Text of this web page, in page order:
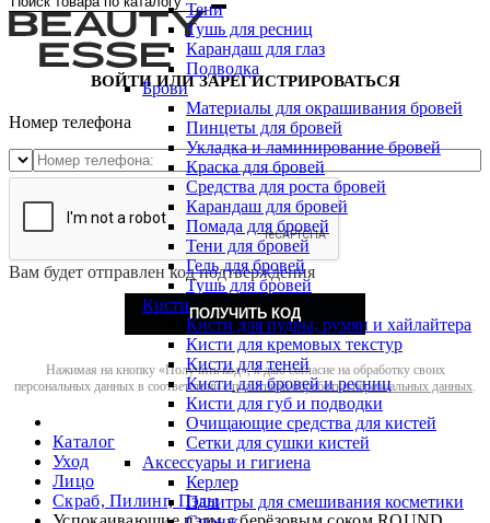
Тени
Тушь для ресниц
Карандаш для глаз
Подводка
Брови
Материалы для окрашивания бровей
Пинцеты для бровей
Укладка и ламинирование бровей
Краска для бровей
Средства для роста бровей
Карандаш для бровей
Помада для бровей
Тени для бровей
Гель для бровей
Тушь для бровей
Кисти
Кисти для пудры, румян и хайлайтера
Кисти для кремовых текстур
Кисти для теней
Кисти для бровей и ресниц
Кисти для губ и подводки
Очищающие средства для кистей
Сетки для сушки кистей
Аксессуары и гигиена
Керлер
Палитры для смешивания косметики
ВОЙТИ ИЛИ ЗАРЕГИСТРИРОВАТЬСЯ
Номер телефона
Вам будет отправлен код подтверждения
ПОЛУЧИТЬ КОД
Нажимая на кнопку «Получить код», я даю согласие на обработку своих
персональных данных в соответствии сполитикой обработки персональных данных.
Каталог
Уход
Лицо
Скраб, Пилинг, Пэды